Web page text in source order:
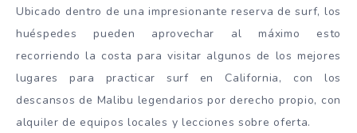
Ubicado dentro de una impresionante reserva de surf, los
huéspedes pueden aprovechar al máximo esto
recorriendo la costa para visitar algunos de los mejores
lugares para practicar surf en California, con los
descansos de Malibu legendarios por derecho propio, con
alquiler de equipos locales y lecciones sobre oferta.